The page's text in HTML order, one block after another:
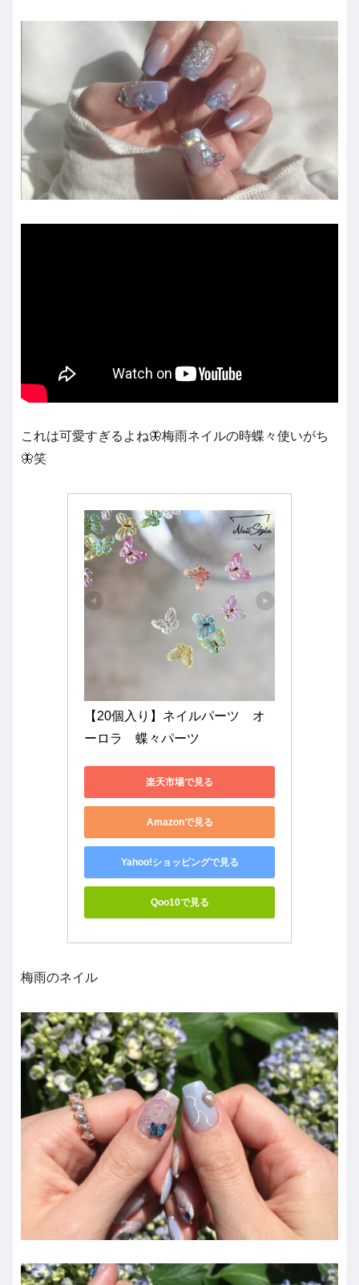
これは可愛すぎるよね🦋梅雨ネイルの時蝶々使いがち
🦋笑
【20個入り】ネイルパーツ　オ
ーロラ　蝶々パーツ
楽天市場で見る
Amazonで見る
Yahoo!ショッピングで見る
Qoo10で見る
梅雨のネイル